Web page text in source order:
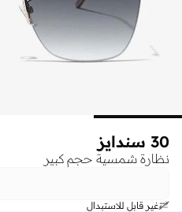
30 سندايز
نظارة شمسية حجم كبير
غير قابل للاستبدال